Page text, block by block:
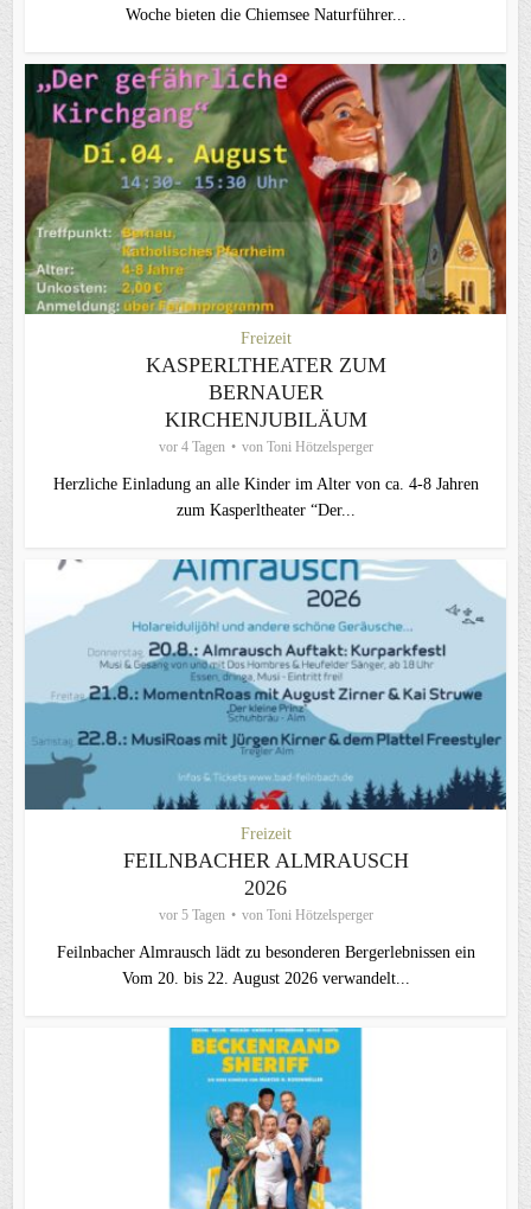
Woche bieten die Chiemsee Naturführer...
Freizeit
KASPERLTHEATER ZUM
BERNAUER
KIRCHENJUBILÄUM
vor 4 Tagen von Toni Hötzelsperger
Herzliche Einladung an alle Kinder im Alter von ca. 4-8 Jahren
zum Kasperltheater “Der...
Freizeit
FEILNBACHER ALMRAUSCH
2026
vor 5 Tagen von Toni Hötzelsperger
Feilnbacher Almrausch lädt zu besonderen Bergerlebnissen ein
Vom 20. bis 22. August 2026 verwandelt...